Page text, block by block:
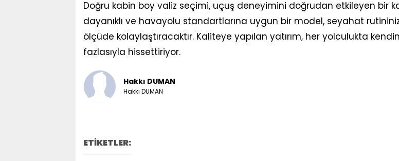
Doğru kabin boy valiz seçimi, uçuş deneyimini doğrudan etkileyen bir
dayanıklı ve havayolu standartlarına uygun bir model, seyahat
ölçüde kolaylaştıracaktır. Kaliteye yapılan yatırım, her yolculukta
fazlasıyla hissettiriyor.
Hakkı DUMAN
Hakkı DUMAN
ETİKETLER: